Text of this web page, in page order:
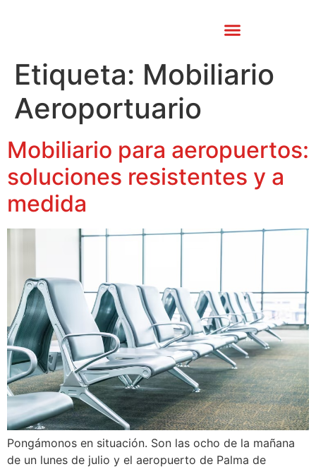
Etiqueta: Mobiliario
Aeroportuario
Mobiliario para aeropuertos:
soluciones resistentes y a
medida
Pongámonos en situación. Son las ocho de la mañana
de un lunes de julio y el aeropuerto de Palma de